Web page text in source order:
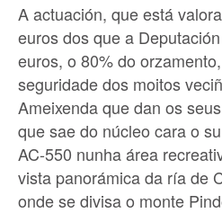
A actuación, que está
euros dos que a
euros, o 80% do
seguridade dos moitos
Ameixenda que dan os
que sae do núcleo cara o
AC-550 nunha área
vista panorámica da ría de
onde se divisa o monte